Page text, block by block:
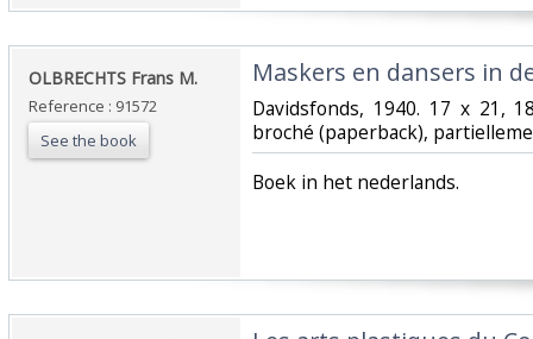
‎OLBRECHTS Frans M.‎
Reference : 91572
See the book
‎Maskers en dansers in
‎Davidsfonds, 1940. 17 x 21,
broché (paperback),
‎Boek in het nederlands.‎